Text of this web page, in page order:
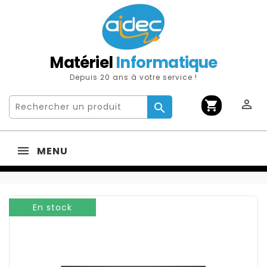
MatérielInformatique
Depuis 20 ans à votre service !
 shopping_cart 
MENU
En stock